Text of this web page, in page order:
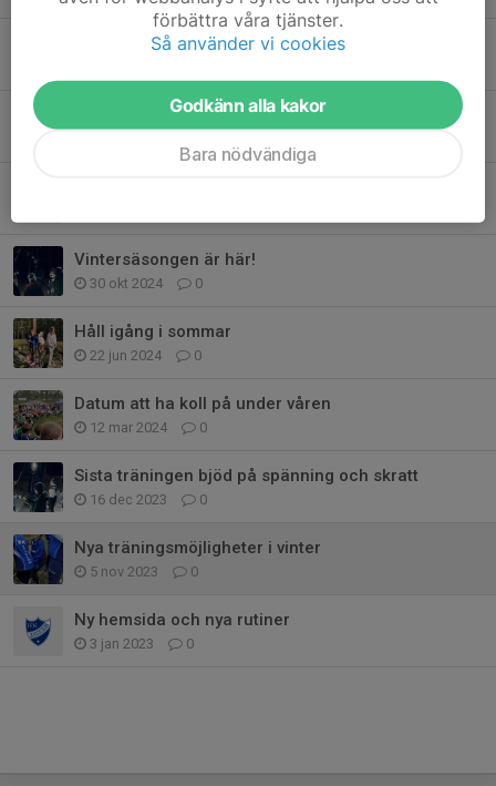
Dags för vintersäsong
9 maj åker vi till Uppland på lägerhelg
Vintersäsongen är här!
30 okt 2024 0
Håll igång i sommar
22 jun 2024 0
Datum att ha koll på under våren
12 mar 2024 0
Sista träningen bjöd på spänning och skratt
16 dec 2023 0
Nya träningsmöjligheter i vinter
5 nov 2023 0
Ny hemsida och nya rutiner
3 jan 2023 0
förbättra våra tjänster.
Så använder vi cookies
Godkänn alla kakor
Bara nödvändiga